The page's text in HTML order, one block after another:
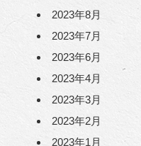
2023年8月
2023年7月
2023年6月
2023年4月
2023年3月
2023年2月
2023年1月